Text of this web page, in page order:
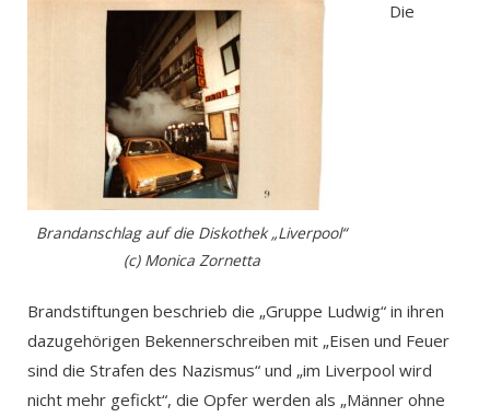
Brandanschlag auf die Diskothek „Liverpool“
(c) Monica Zornetta
Die
Brandstiftungen beschrieb die „Gruppe Ludwig“ in ihren
dazugehörigen Bekennerschreiben mit „Eisen und Feuer
sind die Strafen des Nazismus“ und „im Liverpool wird
nicht mehr gefickt“, die Opfer werden als „Männer ohne